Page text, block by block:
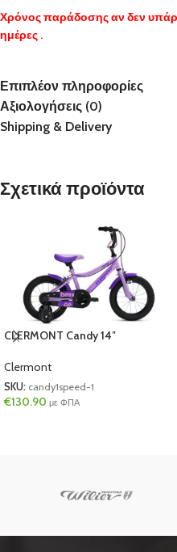
Χρόνος παράδοσης αν δεν
ημέρες .
Επιπλέον πληροφορίες
Αξιολογήσεις (0)
Shipping & Delivery
Σχετικά προϊόντα
CLERMONT Candy 14″
Clermont
SKU: candy1speed-1
€130.90 με ΦΠΑ